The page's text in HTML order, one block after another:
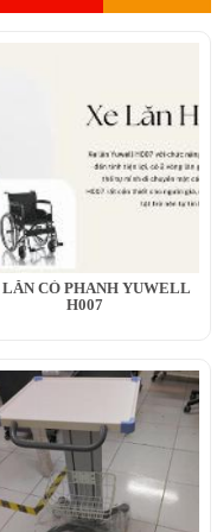
CÓ PHANH YUWELL
H007